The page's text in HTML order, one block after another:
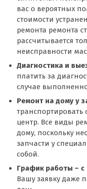
вас о вероятных
стоимости
ремонта ремонта
рассчитывается
неисправности
Диагностика и
платить за
случае
Ремонт на дому у
центр. Все виды
дому, поскольку
запчасти у
собой.
График работы – с
Вашу заявку даже